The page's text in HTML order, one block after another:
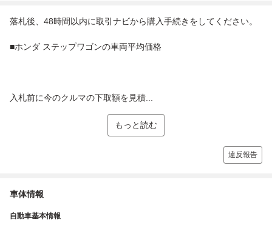
落札後、48時間以内に取引ナビから購入手続きをしてください。
■ホンダ ステップワゴンの車両平均価格
入札前に今のクルマの下取額を見積...
もっと読む
違反報告
車体情報
自動車基本情報